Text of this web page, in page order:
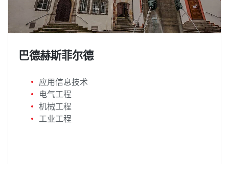
巴德赫斯菲尔德
应用信息技术
电气工程
机械工程
工业工程